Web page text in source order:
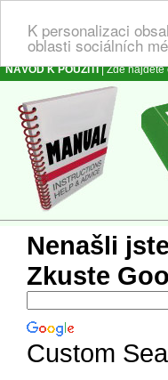
K personalizaci
oblasti sociálních
NÁVOD K POUŽITÍ| Zde najdete
Nenašli
Zkuste
Custom